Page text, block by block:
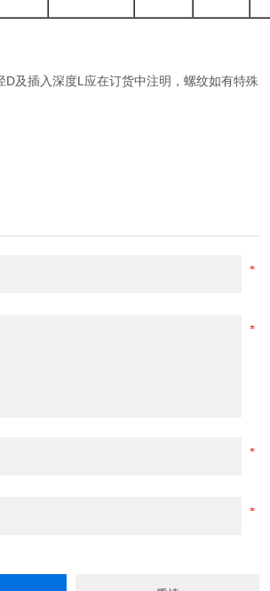
D及插入深度L应在订货中注明，螺纹如有特殊